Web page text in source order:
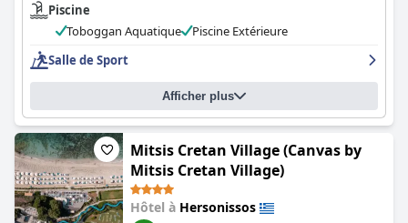
Piscine
Toboggan Aquatique
Piscine Extérieure
Salle de Sport
Afficher plus
Mitsis Cretan Village (Canvas by
Mitsis Cretan Village)
Hôtel à Hersonissos